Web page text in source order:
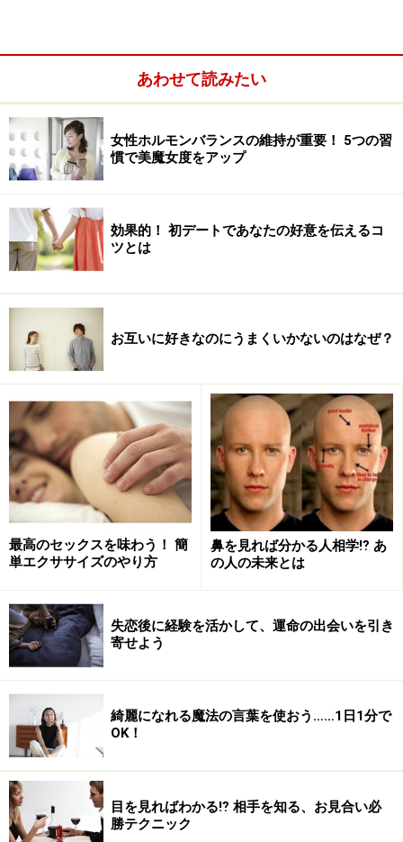
は、あなたとパートナーのデートに費やす時間から判断
することが可能です。
さて、ここで、みなさんは、「私たちは毎日デートして
いるから愛情度満点」と思われるかもしれません。デー
トの回数が多ければ、確かにコミュニケーションの合計
時間は長くなり、その可能性は高いと言えます。ただ、
忘れてはならないのは、コミュニケーションは回数より
も1回に費やす時間が重要であるということです。
セックスの時間だけじゃない！ デートパタ
ーンからわかる愛情度
セックスでわかる愛情度とは？
もし、あなたが、1週間にパートナーと合計10時間デー
トしているとしても、それが、5日で10時間なのか、1日
しか会わないけれども10時間なのかでは、意味が全く違
ってくるということです。1週間に10時間会っていると
しても、毎日2時間ずつ会っているのは、実はあまり親
密とは言えない状態です。
のです。
あなたは、パートナーと1週間に何回そして何時間会っ
ているでしょうか？
あわせて読みたい
女性ホルモンバランスの維持が重要！ 5つの習
慣で美魔女度をアップ
効果的！ 初デートであなたの好意を伝えるコ
ツとは
お互いに好きなのにうまくいかないのはなぜ？
最高のセックスを味わう！ 簡
単エクササイズのやり方
鼻を見れば分かる人相学⁉ あ
の人の未来とは
失恋後に経験を活かして、運命の出会いを引き
寄せよう
綺麗になれる魔法の言葉を使おう……1日1分で
OK！
目を見ればわかる⁉ 相手を知る、お見合い必
勝テクニック